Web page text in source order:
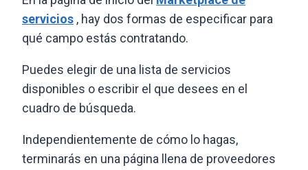
servicios , hay dos formas de especificar para
qué campo estás contratando.
Puedes elegir de una lista de servicios
disponibles o escribir el que desees en el
cuadro de búsqueda.
Independientemente de cómo lo hagas,
terminarás en una página llena de proveedores